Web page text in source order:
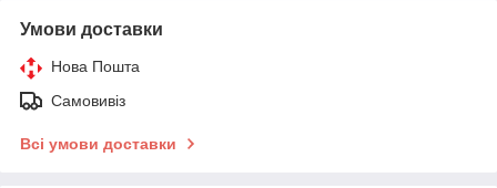
Умови доставки
Нова Пошта
Самовивіз
Всі умови доставки